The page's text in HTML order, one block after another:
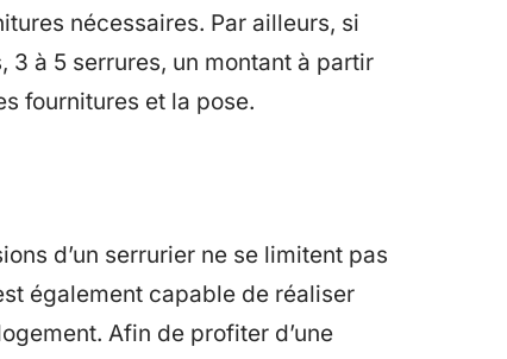
nécessaires. Par ailleurs, si
à 5 serrures, un montant à partir
fournitures et la pose.
d’un serrurier ne se limitent pas
également capable de réaliser
Afin de profiter d’une